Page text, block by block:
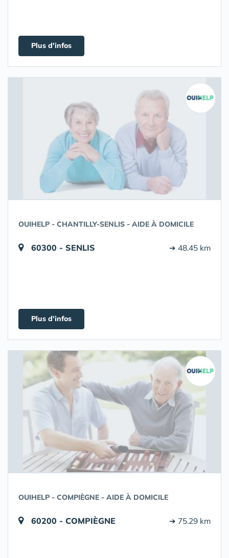
Plus d'infos
OUIHELP - CHANTILLY-SENLIS - AIDE À DOMICILE
60300 - SENLIS ➔ 48.45 km
Plus d'infos
OUIHELP - COMPIÈGNE - AIDE À DOMICILE
60200 - COMPIÈGNE ➔ 75.29 km